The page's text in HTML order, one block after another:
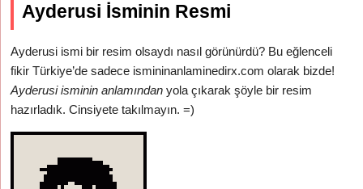
Ayderusi İsminin Resmi
Ayderusi ismi bir resim olsaydı nasıl görünürdü? Bu eğlenceli
fikir Türkiye’de sadece ismininanlaminedirx.com olarak bizde!
Ayderusi isminin anlamından yola çıkarak şöyle bir resim
hazırladık. Cinsiyete takılmayın. =)